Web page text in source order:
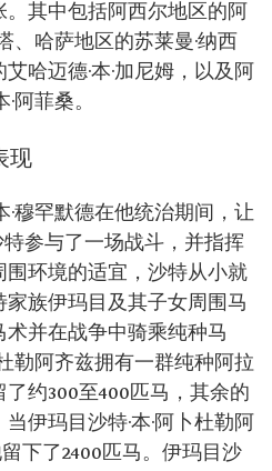
其中包括阿西尔地区的阿
、哈萨地区的苏莱曼·纳西
哈迈德·本·加尼姆，以及阿
阿菲桑。
现
·穆罕默德在他统治期间，让
参与了一场战斗，并指挥
围环境的适宜，沙特从小就
族伊玛目及其子女周围马
并在战争中骑乘纯种马
勒阿齐兹拥有一群纯种阿拉
约300至400匹马，其余的
伊玛目沙特·本·阿卜杜勒阿
下了2400匹马。伊玛目沙